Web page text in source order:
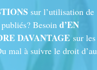
sur l’utilisation de
Besoin d’EN
DAVANTAGEsur les
mal à suivre le droit